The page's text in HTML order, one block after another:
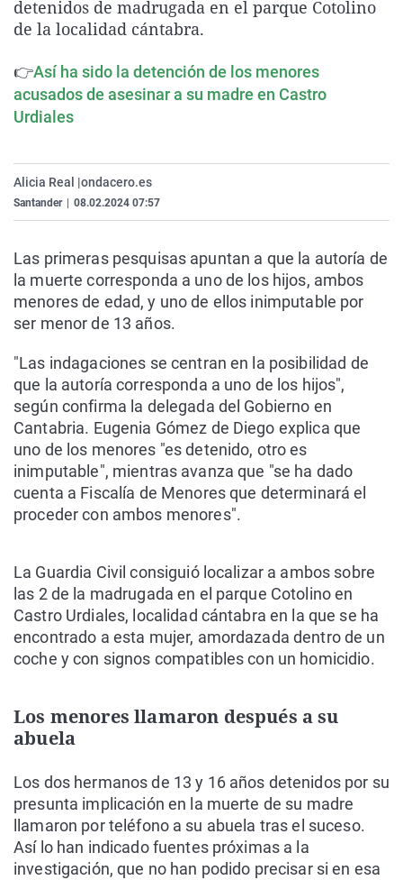
La rosa de los vientos
Como el perro y el
Caso
Equipo de
Extremadura
La Rioja
Virales
Elecciones
detenidos de madrugada en el parque Cotolino
de la localidad cántabra.
👉Así ha sido la detención de los menores
acusados de asesinar a su madre en Castro
Urdiales
Alicia Real |ondacero.es
Santander 08.02.2024 07:57
Las primeras pesquisas apuntan a que la autoría de
la muerte corresponda a uno de los hijos, ambos
menores de edad, y uno de ellos inimputable por
ser menor de 13 años.
"Las indagaciones se centran en la posibilidad de
que la autoría corresponda a uno de los hijos",
según confirma la delegada del Gobierno en
Cantabria. Eugenia Gómez de Diego explica que
uno de los menores "es detenido, otro es
inimputable", mientras avanza que "se ha dado
cuenta a Fiscalía de Menores que determinará el
proceder con ambos menores".
La Guardia Civil consiguió localizar a ambos sobre
las 2 de la madrugada en el parque Cotolino en
Castro Urdiales, localidad cántabra en la que se ha
encontrado a esta mujer, amordazada dentro de un
coche y con signos compatibles con un homicidio.
Los menores llamaron después a su
abuela
Los dos hermanos de 13 y 16 años detenidos por su
presunta implicación en la muerte de su madre
llamaron por teléfono a su abuela tras el suceso.
Así lo han indicado fuentes próximas a la
investigación, que no han podido precisar si en esa